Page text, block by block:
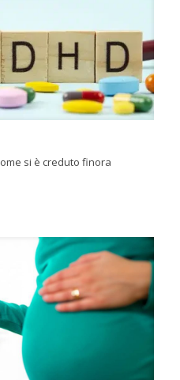
si è creduto finora